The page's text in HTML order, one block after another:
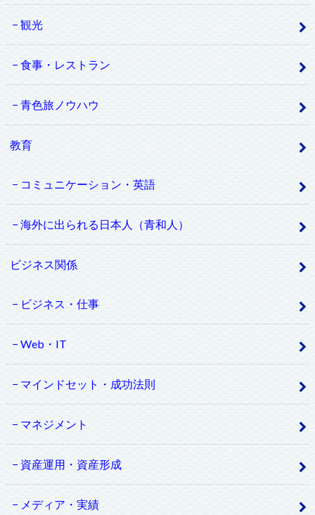
観光
食事・レストラン
青色旅ノウハウ
教育
コミュニケーション・英語
海外に出られる日本人（青和人）
ビジネス関係
ビジネス・仕事
Web・IT
マインドセット・成功法則
マネジメント
資産運用・資産形成
メディア・実績